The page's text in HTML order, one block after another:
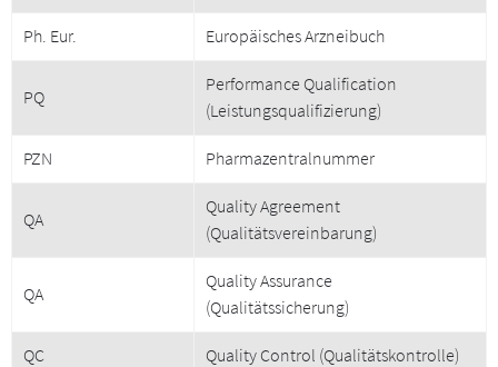
Ph. Eur. Europäisches Arzneibuch
PQ
Performance Qualification
(Leistungsqualifizierung)
PZN Pharmazentralnummer
QA
Quality Agreement
(Qualitätsvereinbarung)
QA
Quality Assurance
(Qualitätssicherung)
QC Quality Control (Qualitätskontrolle)